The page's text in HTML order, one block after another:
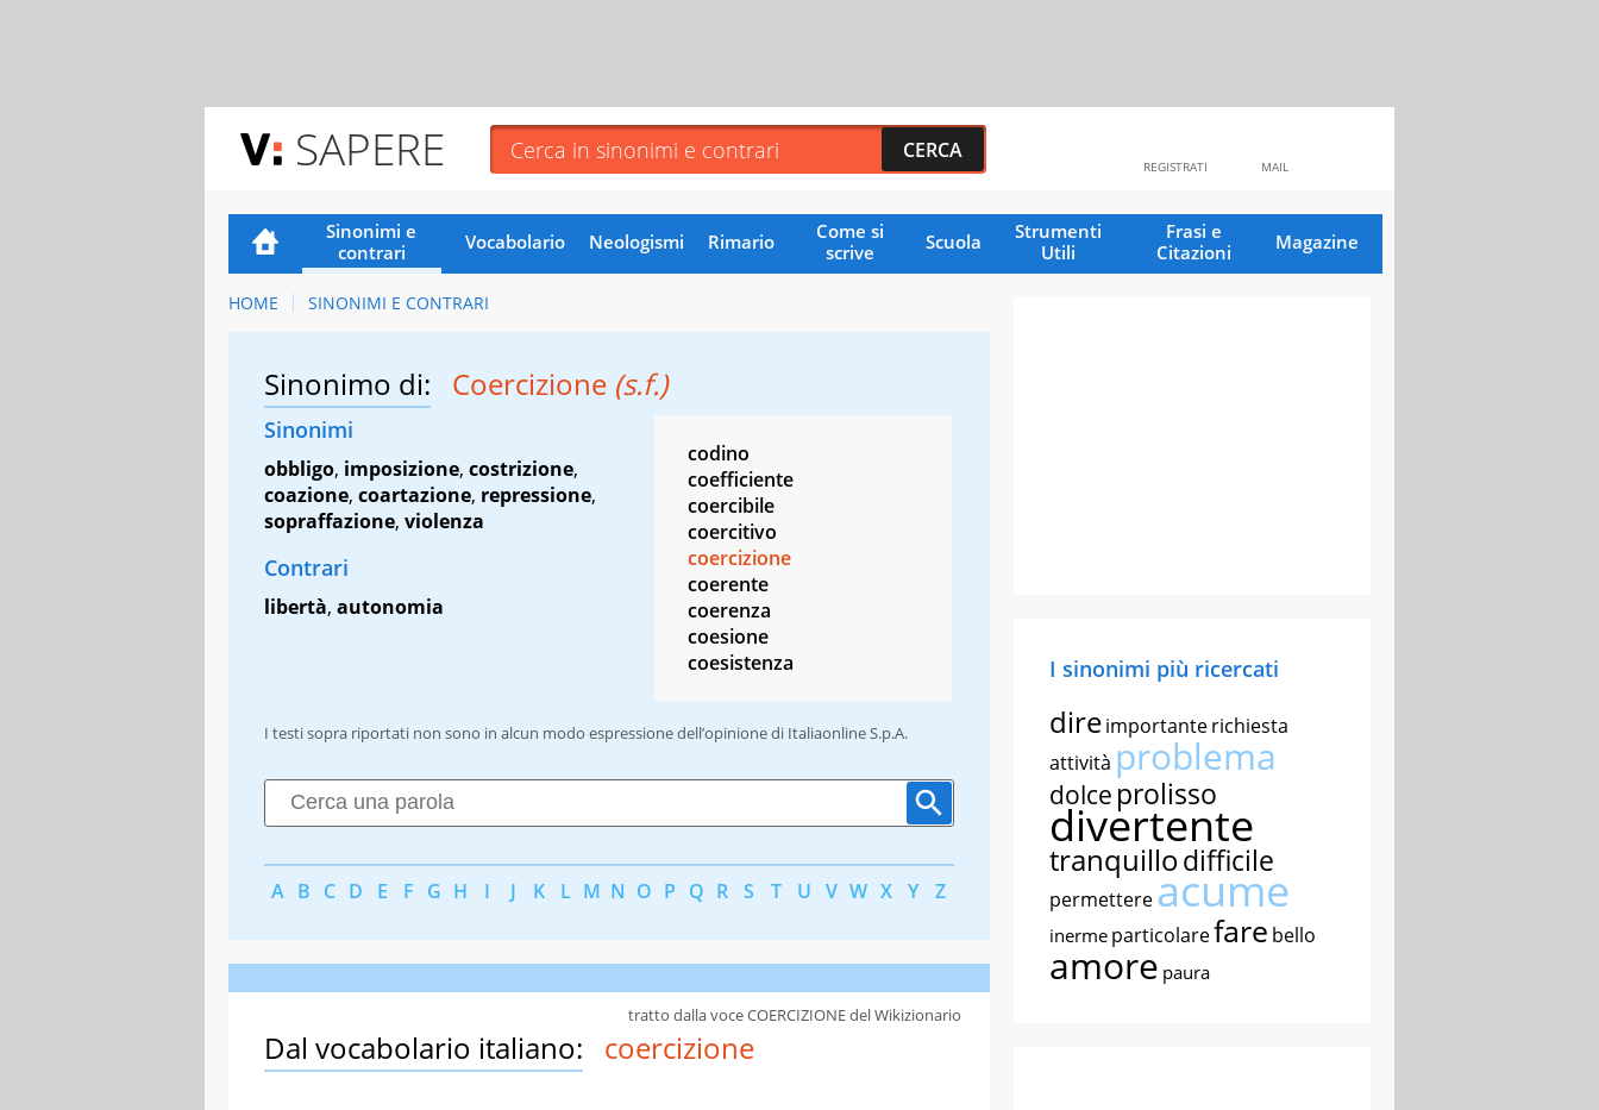
SAPERE MAIL
REGISTRATI
Sinonimi e
contrari
Vocabolario Neologismi Rimario
Come si
scrive
Scuola
Strumenti
Utili
Frasi e
Citazioni
Magazine
HOME SINONIMI E CONTRARI
Sinonimo di: Coercizione (s.f.)
Sinonimi
obbligo, imposizione, costrizione,
coazione, coartazione, repressione,
sopraffazione, violenza
Contrari
libertà, autonomia
codino
coefficiente
coercibile
coercitivo
coercizione
coerente
coerenza
coesione
coesistenza
I testi sopra riportati non sono in alcun modo espressione dell’opinione di Italiaonline S.p.A.
A B C D E F G H I J K L M N O P Q R S T U V W X Y Z
Dal vocabolario italiano: coercizione
tratto dalla voce COERCIZIONE del Wikizionario
I sinonimi più ricercati
direimportanterichiesta
attività problema
dolce prolisso
divertente
tranquillodifficile
permettereacume
inerme particolarefare bello
amore paura